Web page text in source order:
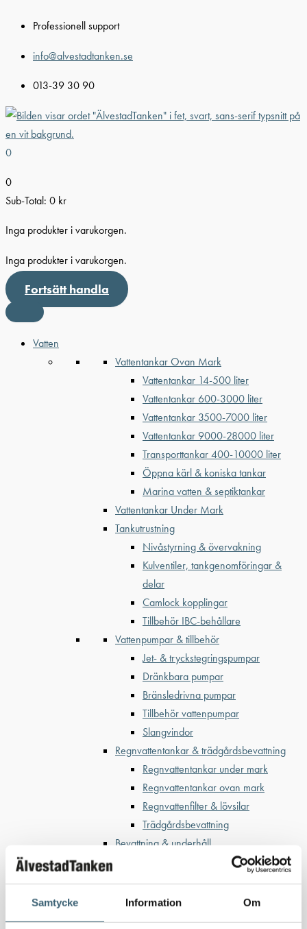
Samtycke Information Om
innehåll
Professionell support
info@alvestadtanken.se
013-39 30 90
0
0
Sub-Total: 0 kr
Inga produkter i varukorgen.
Inga produkter i varukorgen.
Fortsätt handla
Vatten
Vattentankar Ovan Mark
Vattentankar 14-500 liter
Vattentankar 600-3000 liter
Vattentankar 3500-7000 liter
Vattentankar 9000-28000 liter
Transporttankar 400-10000 liter
Öppna kärl & koniska tankar
Marina vatten & septiktankar
Vattentankar Under Mark
Tankutrustning
Nivåstyrning & övervakning
Kulventiler, tankgenomföringar &
delar
Camlock kopplingar
Tillbehör IBC-behållare
Vattenpumpar & tillbehör
Jet- & tryckstegringspumpar
Dränkbara pumpar
Bränsledrivna pumpar
Tillbehör vattenpumpar
Slangvindor
Regnvattentankar & trädgårdsbevattning
Regnvattentankar under mark
Regnvattentankar ovan mark
Regnvattenfilter & lövsilar
Trädgårdsbevattning
Bevattning & underhåll
Bufferttankar till växtskyddsspruta
Vattenvagnar